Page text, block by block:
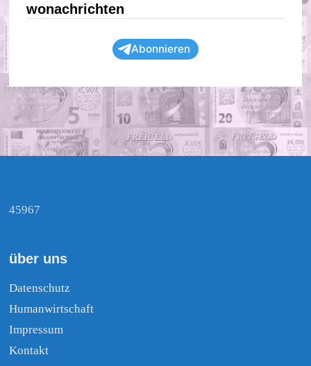
wonachrichten
Abonnieren
45967
über uns
Datenschutz
Humanwirtschaft
Impressum
Kontakt